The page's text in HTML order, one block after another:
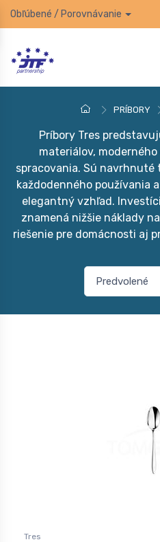
Obľúbené / Porovnávanie
PRÍBORY
Príbory Tres
materiálov,
spracovania. Sú navrhnuté
každodenného používania
elegantný vzhľad.
znamená nižšie náklady
riešenie pre domácnosti aj
Tres